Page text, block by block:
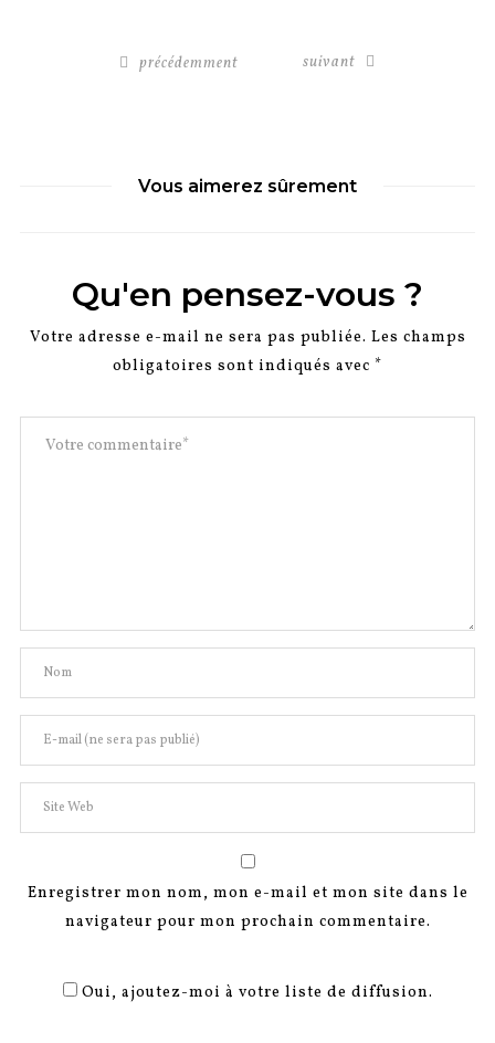
précédemment suivant
Vous aimerez sûrement
Qu'en pensez-vous ?
Votre adresse e-mail ne sera pas publiée. Les champs
obligatoires sont indiqués avec *
Enregistrer mon nom, mon e-mail et mon site dans le
navigateur pour mon prochain commentaire.
Oui, ajoutez-moi à votre liste de diffusion.